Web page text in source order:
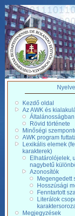
Kezdő oldal
Az AWK és
Általánosságban
Rövid története
Minőségi
AWK program
Lexikális elemek
karakterek)
Elhatárolójelek,
nagybetű
Azonosítók
Megengedett
Hosszúsági
Fenntartott
Literálok
Megjegyzések